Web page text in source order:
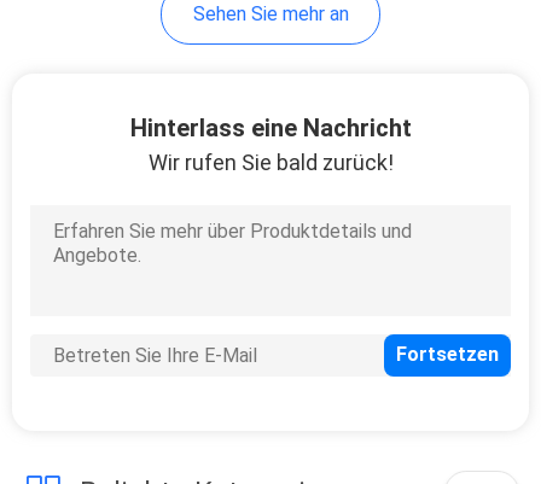
Sehen Sie mehr an
Hinterlass eine Nachricht
Wir rufen Sie bald zurück!